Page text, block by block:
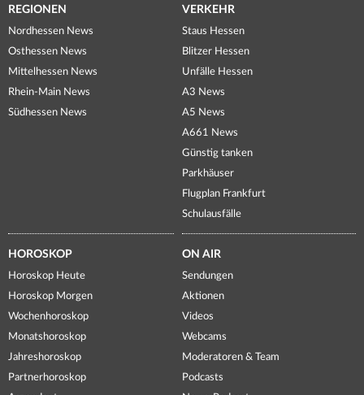
REGIONEN
Nordhessen News
Osthessen News
Mittelhessen News
Rhein-Main News
Südhessen News
VERKEHR
Staus Hessen
Blitzer Hessen
Unfälle Hessen
A3 News
A5 News
A661 News
Günstig tanken
Parkhäuser
Flugplan Frankfurt
Schulausfälle
HOROSKOP
Horoskop Heute
Horoskop Morgen
Wochenhoroskop
Monatshoroskop
Jahreshoroskop
Partnerhoroskop
ON AIR
Sendungen
Aktionen
Videos
Webcams
Moderatoren & Team
Podcasts